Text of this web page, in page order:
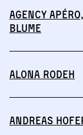
Agency
BLUME
Alona Rodeh
Andreas